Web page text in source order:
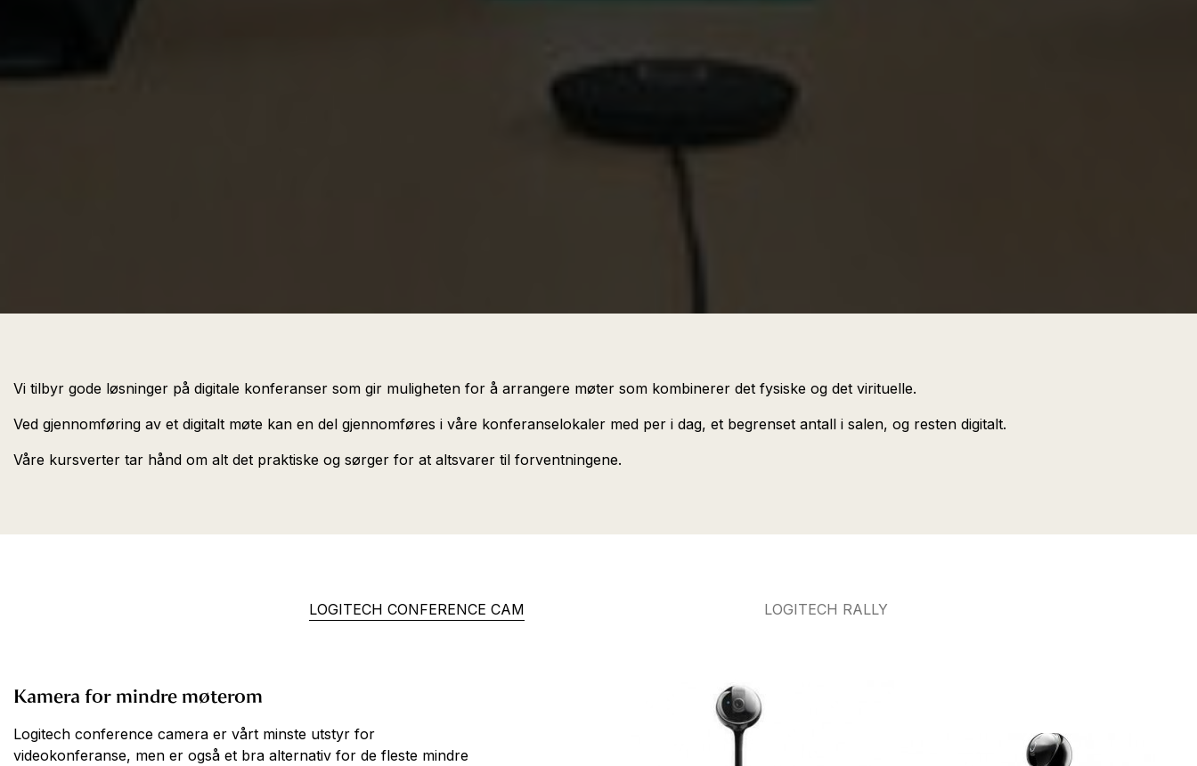
Vi tilbyr gode løsninger på digitale konferanser som gir muligheten for å arrangere møter som kombinerer det fysiske og det virituelle.
Ved gjennomføring av et digitalt møte kan en del gjennomføres i våre konferanselokaler med per i dag, et begrenset antall i salen, og resten digitalt.
Våre kursverter tar hånd om alt det praktiske og sørger for at altsvarer til forventningene.
LOGITECH CONFERENCE CAM LOGITECH RALLY
Kamera for mindre møterom
Logitech conference camera er vårt minste utstyr for
videokonferanse, men er også et bra alternativ for de fleste mindre